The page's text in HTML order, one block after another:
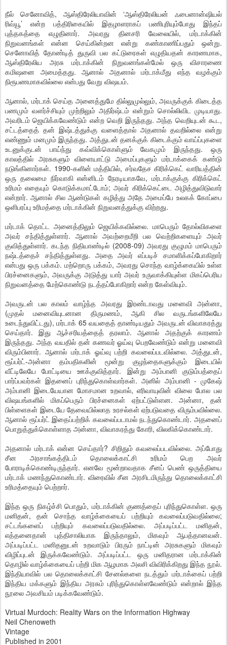
நீல் செனோவித், ஆஸ்திரேலியாவின் ‘ஆஸ்திரேலியன் ஃபைனான்ஷியல்
ரிவ்யூ’ என்ற பத்திரிகையில் இதழாளராகப் பணிபுரியும்போது இந்தப்
புத்தகத்தை எழுதினார். அவரது தினசரி வேலையில், மர்டாக்கின்
நிறுவனங்கள் என்ன செய்கின்றன என்று கண்காணிப்பதும் ஒன்று.
செனோவித் தோண்டித் துருவி பல கட்டுரைகள் எழுதியதன் காரணமாக,
ஆஸ்திரேலிய அரசு மர்டாக்கின் நிறுவனங்கள்மேல் ஒரு விசாரணை
கமிஷனை அமைத்தது. ஆனால் அதனால் மர்டாக்மீது எந்த வழக்கும்
நிரூபணமாகவில்லை என்பது வேறு விஷயம்.
ஆனால், மர்டாக் செய்த அனைத்துமே தில்லுமுல்லும், அவருக்குக் கிடைத்த
பணமும் வளர்ச்சியும் முற்றிலும் அதிர்ஷ்டம் என்றும் சொல்லிவிட முடியாது.
அவரிடம் ஜெயிக்கவேண்டும் என்ற வெறி இருந்தது. அந்த வெறியுடன் கூட,
சட்டத்தைத் தன் இஷ்டத்துக்கு வளைத்தால் அதனால் தவறில்லை என்று
எண்ணும் மனமும் இருந்தது. அத்துடன் தனக்குக் கிடைக்கும் வாய்ப்புகளை
உடனுக்குடன் பாய்ந்து கவ்விக்கொள்ளும் வேகமும் இருந்தது. ஒரு
காலத்தில் அரசுகளும் விளையாட்டு அமைப்புகளும் மர்டாக்கைக் கண்டு
நடுங்கினார்கள். 1990-களின் மத்தியில், சர்வதேச கிரிக்கெட் வாரியத்தின்
ஒரு தலைமை நிர்வாகி என்னிடம் நேரடியாகவே, மர்டாக்குக்கு கிரிக்கெட்
உரிமம் எதையும் கொடுக்கமாட்டோம்; அவர் கிரிக்கெட்டை அழித்துவிடுவார்
என்றார். ஆனால் சில ஆண்டுகள் கழித்து அதே அமைப்பே உலகக் கோப்பை
ஒளிபரப்பு உரிமத்தை மர்டாக்கின் நிறுவனத்துக்கு விற்றது.
மர்டாக் தொட்ட அனைத்திலும் ஜெயிக்கவில்லை. மாபெரும் தோல்விகளை
அவர் சந்தித்துள்ளார். ஆனால் அவற்றைமீறி பல வெற்றிகளையும் அவர்
குவித்துள்ளார். கடந்த நிதியாண்டில் (2008-09) அவரது குழுமம் மாபெரும்
நஷ்டத்தைச் சந்தித்துள்ளது. அதை அவர் எப்படிச் சமாளிக்கப்போகிறார்
என்பது ஒரு பக்கம். மற்றொரு பக்கம், அவரது சொந்த வாழ்க்கையில் உள்ள
பிரச்னைகளும், அவருக்கு அடுத்து யார் அவர் உருவாக்கியுள்ள மிகப்பெரிய
நிறுவனத்தை மேற்கொண்டு நடத்தப்போகிறார் என்ற கேள்வியும்.
அவருடன் பல காலம் வாழ்ந்த அவரது இரண்டாவது மனைவி அன்னா,
(முதல் மனைவியுடனான திருமணம், ஆகி சில வருடங்களிலேயே
உடைந்துவிட்டது), மர்டாக் 65 வயதைத் தாண்டியதும் அவருடன் விவாகரத்து
செய்தார். இது ஆச்சரியத்தைத் தரலாம். ஆனால் அதற்குக் காரணம்
இருந்தது. அந்த வயதில் தன் கணவர் ஓய்வு பெறவேண்டும் என்று மனைவி
விரும்பினார். ஆனால் மர்டாக் ஓய்வு பற்றி கவலைப்படவில்லை. அத்துடன்,
ரூப்பர்ட்-அன்னா தம்பதிகளின் மூன்று குழந்தைகளுக்கும் இடையில்
வீட்டிலேயே போட்டியை ஊக்குவித்தார். இன்று அம்பானி குடும்பத்தைப்
பார்ப்பவர்கள் இதனைப் புரிந்துகொள்வார்கள். அனில் அம்பானி - முகேஷ்
அம்பானி இடையேயான மோசமான உறவால், எரிவாயுவின் விலை போல பல
விஷயங்களில் மிகப்பெரும் பிரச்னைகள் ஏற்பட்டுள்ளன. அன்னா, தன்
பிள்ளைகள் இடையே தேவையில்லாத உரசல்கள் ஏற்படுவதை விரும்பவில்லை.
ஆனால் ரூப்பர்ட் இதைப்பற்றிக் கவலைப்படாமல் நடந்துகொண்டார். அதனைப்
பொறுத்துக்கொள்ளாத அன்னா, விவாகரத்து கோரி, விலகிக்கொண்டார்.
அதனால் மர்டாக் என்ன செய்தார்? சிறிதும் கவலைப்படவில்லை. அப்போது
சீன அரசாங்கத்திடம் தொலைக்காட்சி உரிமம் பெற அவர்
போராடிக்கொண்டிருந்தார். எனவே மூன்றாவதாக சீனப் பெண் ஒருத்தியை
மர்டாக் மணந்துகொண்டார். விரைவில் சீன அரசிடமிருந்து தொலைக்காட்சி
உரிமத்தையும் பெற்றார்.
இந்த ஒரு நிகழ்ச்சி பொதும், மர்டாக்கின் குணத்தைப் புரிந்துகொள்ள. ஒரு
மனிதன், தன் சொந்த வாழ்க்கையைப் பற்றியும் கவலைப்படுவதில்லை;
சட்டங்களைப் பற்றியும் கவலைப்படுவதில்லை. அப்படிப்பட்ட மனிதன்,
எத்தனைதான் புத்திசாலியாக இருந்தாலும், மிகவும் ஆபத்தானவன்.
அப்படிப்பட்ட மனிதனுடன் உறவாடும் பிரரும் நாட்டின் அரசுகளும் மிகவும்
விழிப்புடன் இருக்கவேண்டும். அப்படிப்பட்ட ஒரு மனிதரான மர்டாக்கின்
தொழில் வாழ்க்கையைப் பற்றி மிக ஆழமாக அலசி விவிரிக்கிறது இந்த நூல்.
இந்தியாவில் பல தொலைக்காட்சி சேனல்களை நடத்தும் மர்டாக்கைப் பற்றி
இந்திய மக்களும் இந்திய அரசும் புரிந்துகொள்ளவேண்டும் என்றால் இந்த
நூலை அவசியம் படிக்கவேண்டும்.
Virtual Murdoch: Reality Wars on the Information Highway
Neil Chenoweth
Vintage
Published in 2001